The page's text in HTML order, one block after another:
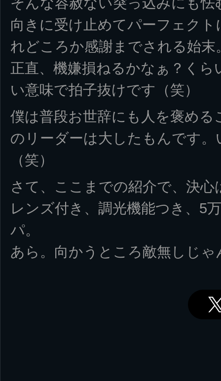
向きに受け止めてパーフェク
れどころか感謝までされる始末
正直、機嫌損ねるかなぁ？く
い意味で拍子抜けです（笑）
僕は普段お世辞にも人を褒め
のリーダーは大したもんです
（笑）
さて、ここまでの紹介で、決
レンズ付き、調光機能つき、5
パ。
あら。向かうところ敵無しじゃ